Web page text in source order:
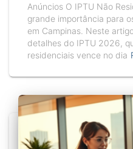
Anúncios O IPTU Não
grande importância para
em Campinas. Neste
detalhes do IPTU 2026,
residenciais vence no dia